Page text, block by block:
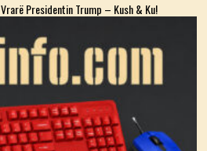
Presidentin Trump – Kush & Ku!